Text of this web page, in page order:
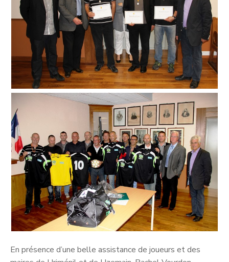
En présence d’une belle assistance de joueurs et des